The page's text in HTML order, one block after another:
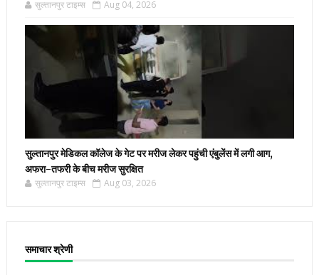
सुल्तानपुर टाइम्स Aug 04, 2026
सुल्तानपुर मेडिकल कॉलेज के गेट पर मरीज लेकर पहुंची एंबुलेंस में लगी आग,
अफरा-तफरी के बीच मरीज सुरक्षित
सुल्तानपुर टाइम्स Aug 03, 2026
समाचार श्रेणी